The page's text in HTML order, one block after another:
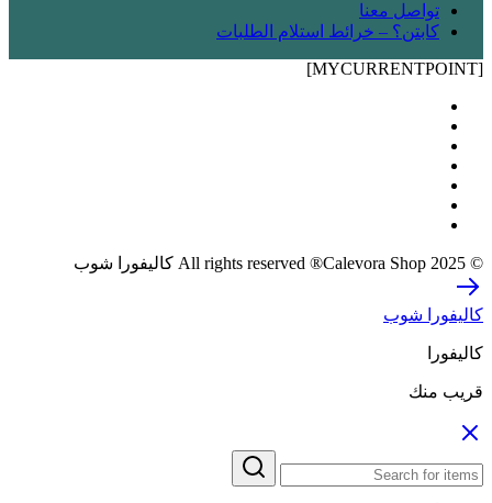
تواصل معنا
كابتن؟ – خرائط استلام الطلبات
[MYCURRENTPOINT]
© 2025 All rights reserved ®Calevora Shop كاليفورا شوب
كاليفورا شوب
كاليفورا
قريب منك